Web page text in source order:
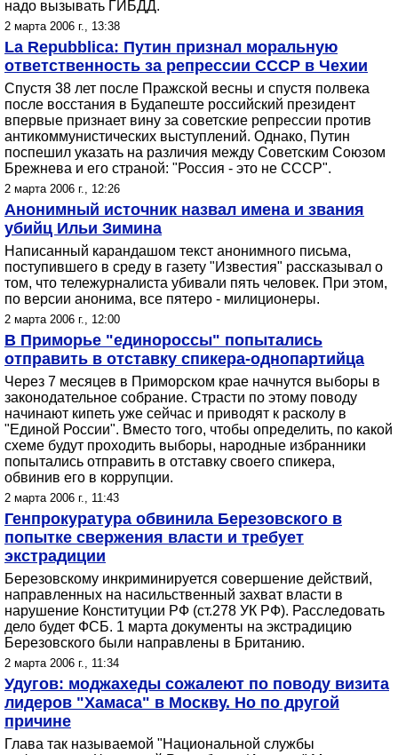
надо вызывать ГИБДД.
2 марта 2006 г., 13:38
La Repubblica: Путин признал моральную
ответственность за репрессии СССР в Чехии
Спустя 38 лет после Пражской весны и спустя полвека
после восстания в Будапеште российский президент
впервые признает вину за советские репрессии против
антикоммунистических выступлений. Однако, Путин
поспешил указать на различия между Советским Союзом
Брежнева и его страной: "Россия - это не СССР".
2 марта 2006 г., 12:26
Анонимный источник назвал имена и звания
убийц Ильи Зимина
Написанный карандашом текст анонимного письма,
поступившего в среду в газету "Известия" рассказывал о
том, что тележурналиста убивали пять человек. При этом,
по версии анонима, все пятеро - милиционеры.
2 марта 2006 г., 12:00
В Приморье "единороссы" попытались
отправить в отставку спикера-однопартийца
Через 7 месяцев в Приморском крае начнутся выборы в
законодательное собрание. Страсти по этому поводу
начинают кипеть уже сейчас и приводят к расколу в
"Единой России". Вместо того, чтобы определить, по какой
схеме будут проходить выборы, народные избранники
попытались отправить в отставку своего спикера,
обвинив его в коррупции.
2 марта 2006 г., 11:43
Генпрокуратура обвинила Березовского в
попытке свержения власти и требует
экстрадиции
Березовскому инкриминируется совершение действий,
направленных на насильственный захват власти в
нарушение Конституции РФ (ст.278 УК РФ). Расследовать
дело будет ФСБ. 1 марта документы на экстрадицию
Березовского были направлены в Британию.
2 марта 2006 г., 11:34
Удугов: моджахеды сожалеют по поводу визита
лидеров "Хамаса" в Москву. Но по другой
причине
Глава так называемой "Национальной службы